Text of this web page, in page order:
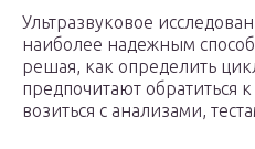
Ультразвуковое
наиболее надежным
решая, как определить
предпочитают обратиться
возиться с анализами,